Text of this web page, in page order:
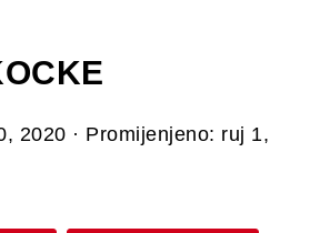
2020 · Promijenjeno: ruj 1,